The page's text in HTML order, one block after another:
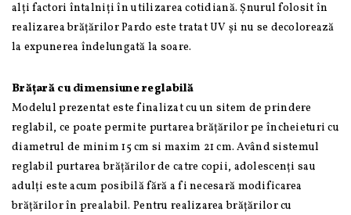
alți factori întalniți în utilizarea cotidiană. Șnurul folosit în
realizarea brățărilor Pardo este tratat UV și nu se decolorează
la expunerea îndelungată la soare.
Brățară cu dimensiune reglabilă
Modelul prezentat este finalizat cu un sitem de prindere
reglabil, ce poate permite purtarea brățărilor pe încheieturi cu
diametrul de minim 15 cm si maxim 21 cm. Având sistemul
reglabil purtarea brățărilor de catre copii, adolescenți sau
adulți este acum posibilă fără a fi necesară modificarea
brățărilor în prealabil. Pentru realizarea brățărilor cu